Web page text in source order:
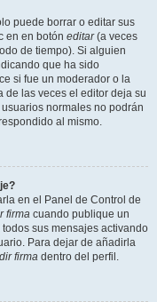
puede borrar o editar sus
en en botón editar(a veces
de tiempo). Si alguien
que ha sido
si fue un moderador o la
las veces el editor deja su
normales no podrán
al mismo.
en el Panel de Control de
firma cuando publique un
sus mensajes activando
Para dejar de añadirla
firma dentro del perfil.